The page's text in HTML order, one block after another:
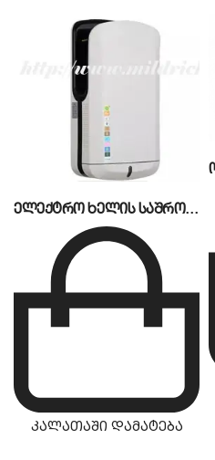
ელექტრო ხელის საშრობი HDX-1091PLUS
კალათაში დამატება